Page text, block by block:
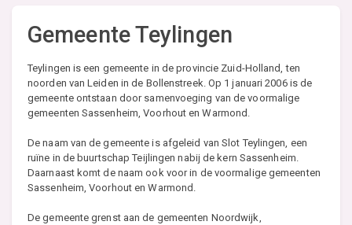
Gemeente Teylingen
Teylingen is een gemeente in de provincie Zuid-Holland, ten
noorden van Leiden in de Bollenstreek. Op 1 januari 2006 is de
gemeente ontstaan door samenvoeging van de voormalige
gemeenten Sassenheim, Voorhout en Warmond.
De naam van de gemeente is afgeleid van Slot Teylingen, een
ruïne in de buurtschap Teijlingen nabij de kern Sassenheim.
Daarnaast komt de naam ook voor in de voormalige gemeenten
Sassenheim, Voorhout en Warmond.
De gemeente grenst aan de gemeenten Noordwijk,